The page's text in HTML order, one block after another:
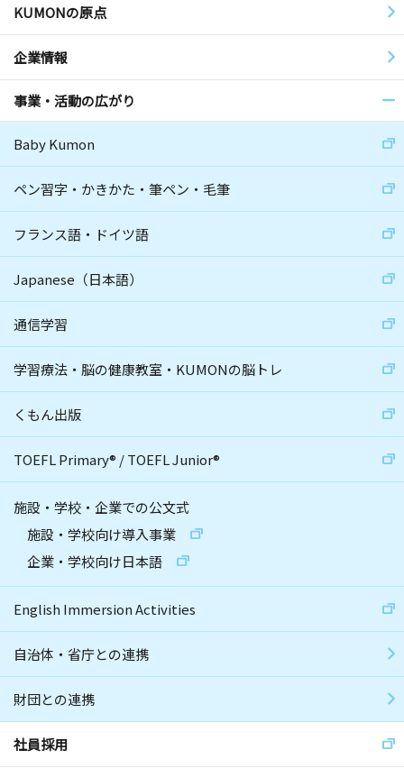
KUMONの原点
企業情報
事業・活動の広がり
Baby Kumon
ペン習字・かきかた・筆ペン・毛筆
フランス語・ドイツ語
Japanese（日本語）
通信学習
学習療法・脳の健康教室・KUMONの脳トレ
くもん出版
TOEFL Primary® /TOEFL Junior®
施設・学校・企業での公文式
施設・学校向け導入事業
企業・学校向け日本語
English Immersion Activities
自治体・省庁との連携
財団との連携
社員採用